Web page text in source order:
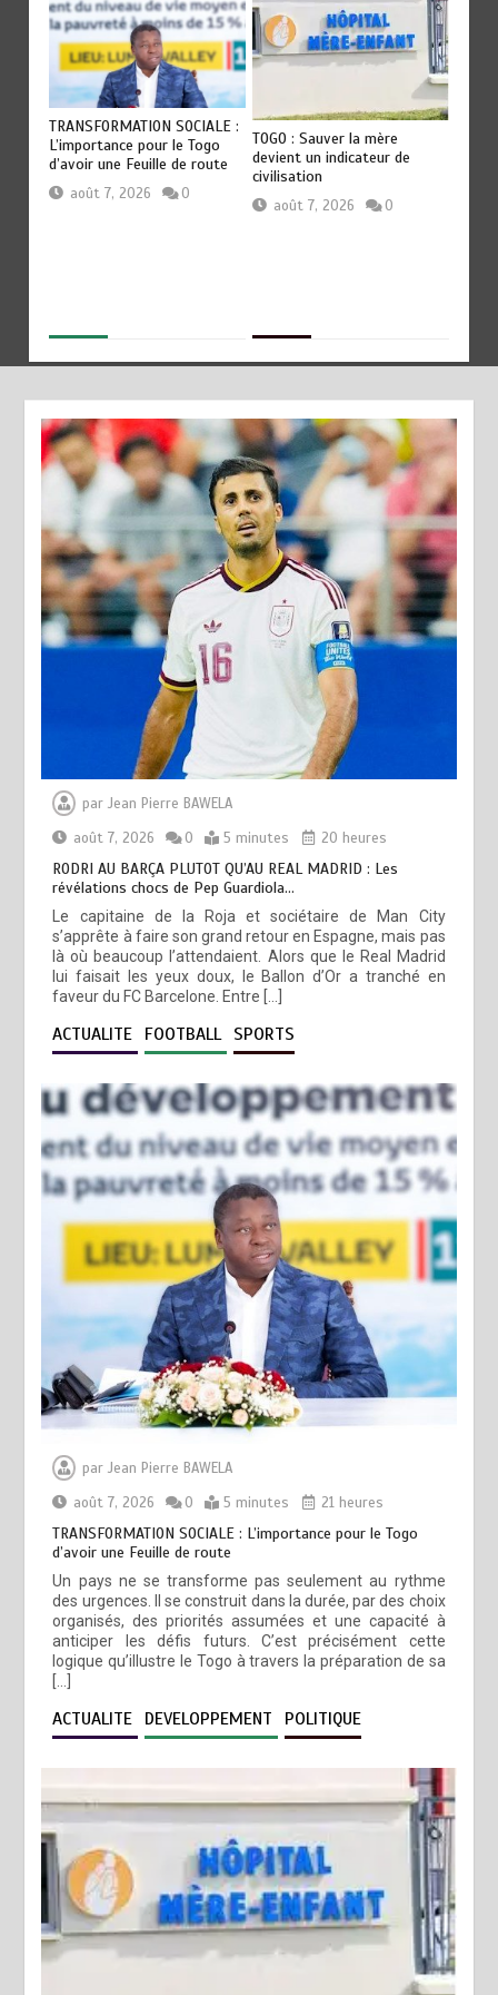
TRANSFORMATION SOCIALE :
L’importance pour le Togo
d’avoir une Feuille de route
août 7, 2026 0
TOGO : Sauver la mère
devient un indicateur de
civilisation
août 7, 2026 0
parJean Pierre BAWELA
août 7, 2026
0 5 minutes 20 heures
RODRI AU BARÇA PLUTOT QU’AU REAL MADRID : Les
révélations chocs de Pep Guardiola…
Le capitaine de la Roja et sociétaire de Man City
s’apprête à faire son grand retour en Espagne, mais pas
là où beaucoup l’attendaient. Alors que le Real Madrid
lui faisait les yeux doux, le Ballon d’Or a tranché en
faveur du FC Barcelone. Entre […]
ACTUALITE FOOTBALL SPORTS
parJean Pierre BAWELA
août 7, 2026
0 5 minutes 21 heures
TRANSFORMATION SOCIALE : L’importance pour le Togo
d’avoir une Feuille de route
Un pays ne se transforme pas seulement au rythme
des urgences. Il se construit dans la durée, par des choix
organisés, des priorités assumées et une capacité à
anticiper les défis futurs. C’est précisément cette
logique qu’illustre le Togo à travers la préparation de sa
[…]
ACTUALITE DEVELOPPEMENT POLITIQUE